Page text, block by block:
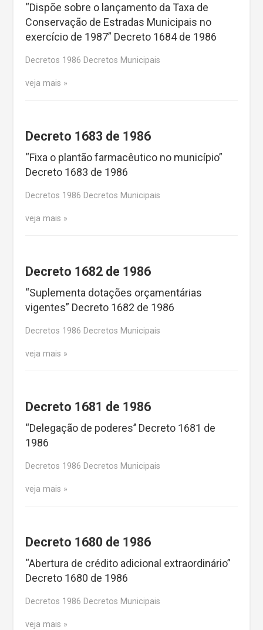
“Dispõe sobre o lançamento da Taxa de
Conservação de Estradas Municipais no
exercício de 1987” Decreto 1684 de 1986
Decretos 1986 Decretos Municipais
veja mais
Decreto 1683 de 1986
“Fixa o plantão farmacêutico no município”
Decreto 1683 de 1986
Decretos 1986 Decretos Municipais
veja mais
Decreto 1682 de 1986
“Suplementa dotações orçamentárias
vigentes” Decreto 1682 de 1986
Decretos 1986 Decretos Municipais
veja mais
Decreto 1681 de 1986
“Delegação de poderes’’ Decreto 1681 de
1986
Decretos 1986 Decretos Municipais
veja mais
Decreto 1680 de 1986
“Abertura de crédito adicional extraordinário”
Decreto 1680 de 1986
Decretos 1986 Decretos Municipais
veja mais